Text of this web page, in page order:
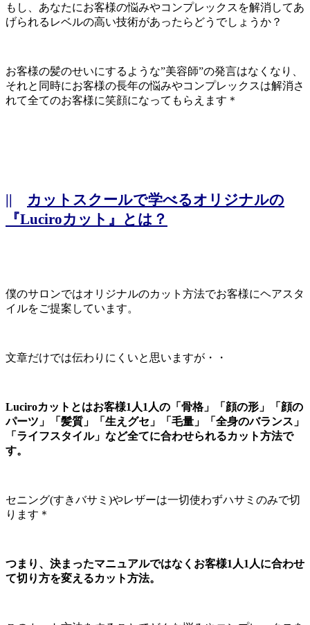
もし、あなたにお客様の悩みやコンプレックスを解消してあ
げられるレベルの高い技術があったらどうでしょうか？
お客様の髪のせいにするような”美容師”の発言はなくなり、
それと同時にお客様の長年の悩みやコンプレックスは解消さ
れて全てのお客様に笑顔になってもらえます＊
|| カットスクールで学べるオリジナルの
『Luciroカット』とは？
僕のサロンではオリジナルのカット方法でお客様にヘアスタ
イルをご提案しています。
文章だけでは伝わりにくいと思いますが・・
Luciroカットとはお客様1人1人の「骨格」「顔の形」「顔の
パーツ」「髪質」「生えグセ」「毛量」「全身のバランス」
「ライフスタイル」など全てに合わせられるカット方法で
す。
セニング(すきバサミ)やレザーは一切使わずハサミのみで切
ります＊
つまり、決まったマニュアルではなくお客様1人1人に合わせ
て切り方を変えるカット方法。